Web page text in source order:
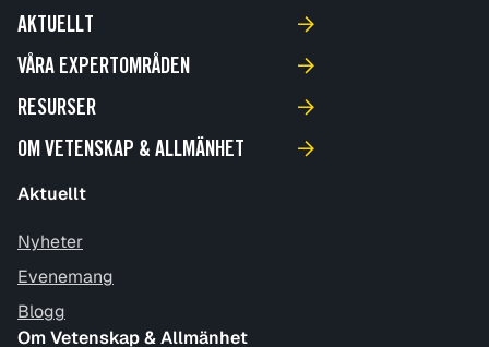
AKTUELLT
VÅRA EXPERTOMRÅDEN
RESURSER
OM VETENSKAP & ALLMÄNHET
Aktuellt
Nyheter
Evenemang
Blogg
Om Vetenskap & Allmänhet